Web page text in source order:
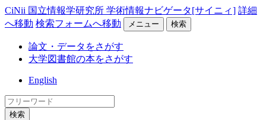
CiNii 国立情報学研究所 学術情報ナビゲータ[サイニィ] 詳細
へ移動 検索フォームへ移動 メニュー 検索
論文・データをさがす
大学図書館の本をさがす
English
検索